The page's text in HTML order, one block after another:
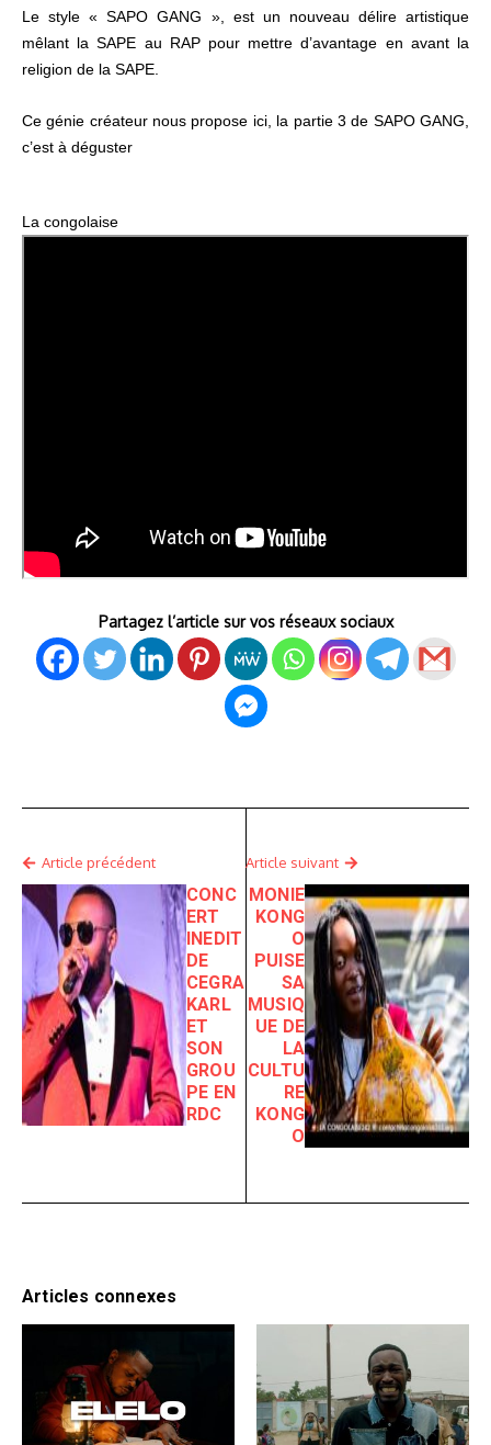
Le style « SAPO GANG », est un nouveau délire artistique
mêlant la SAPE au RAP pour mettre d’avantage en avant la
religion de la SAPE.
Ce génie créateur nous propose ici, la partie 3 de SAPO GANG,
c’est à déguster
La congolaise
Partagez l’article sur vos réseaux sociaux
Article précédent
CONC
ERT
INEDIT
DE
CEGRA
KARL
ET
SON
GROU
PE EN
RDC
Article suivant
MONIE
KONG
O
PUISE
SA
MUSIQ
UE DE
LA
CULTU
RE
KONG
O
Articles connexes